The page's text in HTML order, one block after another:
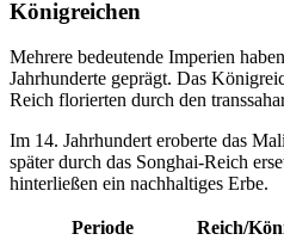
Königreichen
Mehrere bedeutende Imperien
Jahrhunderte geprägt. Das
Reich florierten durch den
Im 14. Jahrhundert eroberte das
später durch das Songhai-Reich
hinterließen ein nachhaltiges Erbe.
Periode Reich/